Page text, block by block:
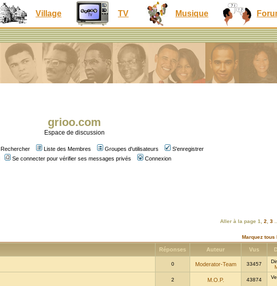
Village TV Musique
grioo.com
Espace de discussion
Rechercher Liste des Membres Groupes d'utilisateurs
S'enregistrer
Se connecter pour vérifier ses messages privés Connexion
Aller à la page 1 2 3
Marquez
Réponses Auteur Vus
0 Moderator-Team 33457
2 M.O.P. 43874